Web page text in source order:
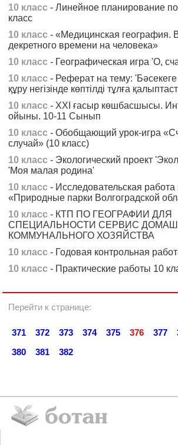
10 класс - Линейное планирование
класс
10 класс - «Медицинская география.
декретного времени на человека»
10 класс - Географическая игра 'О,
10 класс - Реферат на тему: 'Бәсекеге
құру негізінде көптілді тұлға
10 класс - ХХІ ғасыр көшбасшысы.
ойыны. 10-11 Сынып
10 класс - Обобщающий урок-игра
случай» (10 класс)
10 класс - Экологический проект
'Моя малая родина'
10 класс - Исследовательская работа
«Природные парки Волгоградской
10 класс - КТП ПО ГЕОГРАФИИ ДЛЯ
СПЕЦИАЛЬНОСТИ СЕРВИС
КОММУНАЛЬНОГО ХОЗЯЙСТВА
10 класс - Годовая контрольная
10 класс - Практические работы 10
Перейти к странице:
371 372 373 374 375 376 377
380
381 382